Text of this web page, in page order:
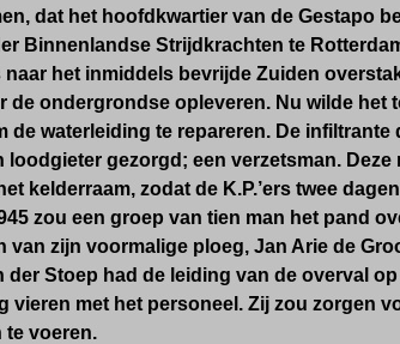
dat het hoofdkwartier van de Gestapo
Binnenlandse Strijdkrachten te
het inmiddels bevrijde Zuiden
ondergrondse opleveren. Nu wilde het
waterleiding te repareren. De infiltrante
gezorgd; een verzetsman. Deze
kelderraam, zodat de K.P.’ers twee
zou een groep van tien man het pand
van zijn voormalige ploeg, Jan Arie de
der Stoep had de leiding van de overval
vieren met het personeel. Zij zou zorgen
te voeren.